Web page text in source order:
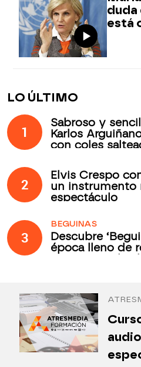
duda
está
LO ÚLTIMO
1
Sabroso y
Karlos
con coles
2
Elvis Crespo
un instrumento
espectáculo
3
BEGUINAS
Descubre
época lleno de